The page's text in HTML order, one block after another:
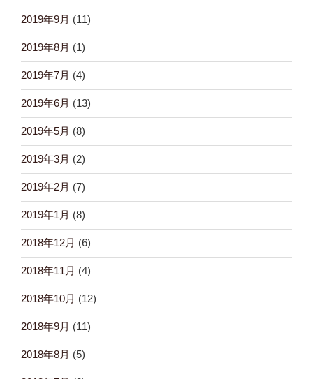
2019年9月 (11)
2019年8月 (1)
2019年7月 (4)
2019年6月 (13)
2019年5月 (8)
2019年3月 (2)
2019年2月 (7)
2019年1月 (8)
2018年12月 (6)
2018年11月 (4)
2018年10月 (12)
2018年9月 (11)
2018年8月 (5)